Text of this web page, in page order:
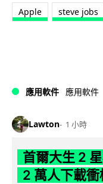
Apple steve jobs
應用軟件 應用軟件
Lawton 1 小時
首爾大生 2
2 萬人下載衝